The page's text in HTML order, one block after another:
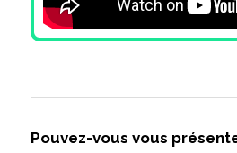
Pouvez-vous vous